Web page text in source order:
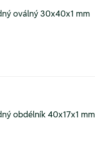
oválný 30x40x1 mm
obdélník 40x17x1 mm